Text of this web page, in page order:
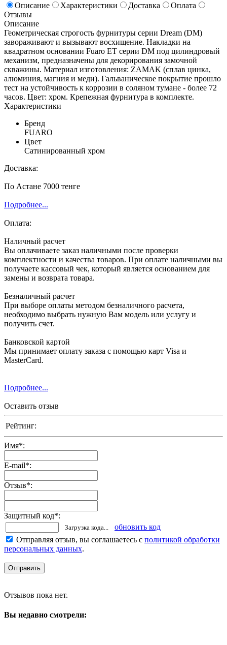
Описание Характеристики Доставка
Оплата
Отзывы
Описание
Геометрическая строгость фурнитуры серии Dream (DM)
завораживают и вызывают восхищение. Накладки на
квадратном основании Fuaro ET серии DM под цилиндровый
механизм, предназначены для декорирования замочной
скважины. Материал изготовления: ZAMAK (сплав цинка,
алюминия, магния и меди). Гальваническое покрытие прошло
тест на устойчивость к коррозии в соляном тумане - более 72
часов. Цвет: хром. Крепежная фурнитура в комплекте.
Характеристики
Бренд
FUARO
Цвет
Сатинированный хром
Доставка:
По Астане 7000 тенге
Подробнее...
Оплата:
Наличный расчет
Вы оплачиваете заказ наличными после проверки
комплектности и качества товаров. При оплате наличными вы
получаете кассовый чек, который является основанием для
замены и возврата товара.
Безналичный расчет
При выборе оплаты методом безналичного расчета,
необходимо выбрать нужную Вам модель или услугу и
получить счет.
Банковской картой
Мы принимает оплату заказа с помощью карт Visa и
MasterCard.
Подробнее...
Оставить отзыв
Рейтинг:
Имя*:
E-mail*:
Отзыв*:
Защитный код*:
Загрузка кода...
обновить код
Отправляя отзыв, вы соглашаетесь с политикой обработки
персональных данных.
Отзывов пока нет.
Вы недавно смотрели: